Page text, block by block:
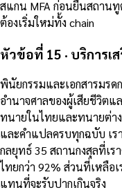
สแกน MFA ก่อนยื่นสถานทู
ต้องเริ่มใหม่ทั้ง chain
หัวข้อที่ 15 · บริการ
พินัยกรรมและเอกสารมรด
อำนาจศาลของผู้เสียชีวิต
ทนายในไทยและทนายต่าง
และคำแปลครบทุกฉบับ เร
กลยุทธ์ 35 สถานกงสุลที่เร
ไทยกว่า 92% ส่วนที่เหลือ
แทนที่จะรับปากเกินจริง